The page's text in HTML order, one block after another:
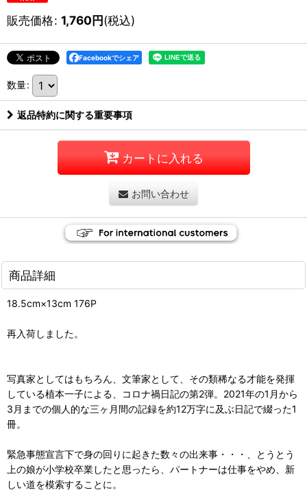
販売価格: 1,760円(税込)
Facebookでシェア
数量:
返品特約に関する重要事項
カートに入れる
お問い合わせ
商品詳細
18.5cm×13cm 176P
再入荷しました。
写真家としてはもちろん、文筆家として、その類稀なる才能を発揮
している植本一子による、コロナ禍日記の第2弾。2021年の1月から
3月までの個人的な三ヶ月間の記録を約12万字に及ぶ日記で綴った1
冊。
緊急事態宣言下で身の回りに起きた数々の出来事・・・、とうとう
上の娘が小学校卒業したと思ったら、パートナーは仕事をやめ、新
しい道を模索することに。